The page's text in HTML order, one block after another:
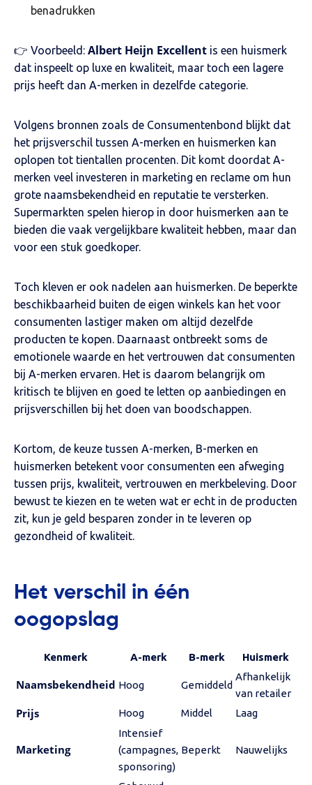
benadrukken
👉 Voorbeeld: Albert Heijn Excellent is een huismerk
dat inspeelt op luxe en kwaliteit, maar toch een lagere
prijs heeft dan A-merken in dezelfde categorie.
Volgens bronnen zoals de Consumentenbond blijkt dat
het prijsverschil tussen A-merken en huismerken kan
oplopen tot tientallen procenten. Dit komt doordat A-
merken veel investeren in marketing en reclame om hun
grote naamsbekendheid en reputatie te versterken.
Supermarkten spelen hierop in door huismerken aan te
bieden die vaak vergelijkbare kwaliteit hebben, maar dan
voor een stuk goedkoper.
Toch kleven er ook nadelen aan huismerken. De beperkte
beschikbaarheid buiten de eigen winkels kan het voor
consumenten lastiger maken om altijd dezelfde
producten te kopen. Daarnaast ontbreekt soms de
emotionele waarde en het vertrouwen dat consumenten
bij A-merken ervaren. Het is daarom belangrijk om
kritisch te blijven en goed te letten op aanbiedingen en
prijsverschillen bij het doen van boodschappen.
Kortom, de keuze tussen A-merken, B-merken en
huismerken betekent voor consumenten een afweging
tussen prijs, kwaliteit, vertrouwen en merkbeleving. Door
bewust te kiezen en te weten wat er echt in de producten
zit, kun je geld besparen zonder in te leveren op
gezondheid of kwaliteit.
Het verschil in één
oogopslag
Kenmerk A-merk B-merk Huismerk
Naamsbekendheid Hoog Gemiddeld
Afhankelijk
van retailer
Prijs Hoog Middel Laag
Marketing
Intensief
(campagnes,
sponsoring)
Beperkt Nauwelijks